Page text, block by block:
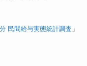
民間給与実態統計調査 」